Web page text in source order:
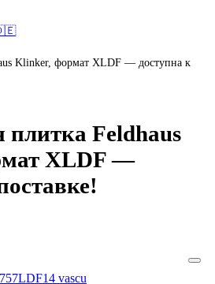
🇩🇪
Klinker, формат XLDF — доступна к
Feldhaus
XLDF —
vascu